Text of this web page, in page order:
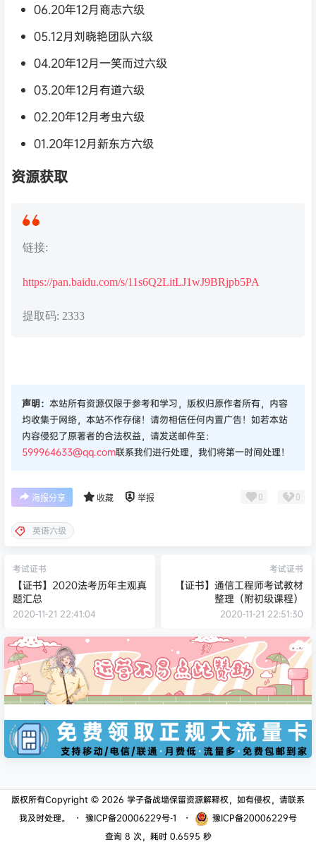
06.20年12月商志六级
05.12月刘晓艳团队六级
04.20年12月一笑而过六级
03.20年12月有道六级
02.20年12月考虫六级
01.20年12月新东方六级
资源获取
链接:
https://pan.baidu.com/s/11s6Q2LitLJ1wJ9BRjpb5PA
提取码: 2333
声明： 本站所有资源仅限于参考和学习，版权归原作者所有，内容
均收集于网络，本站不作存储！请勿相信任何内置广告！如若本站
内容侵犯了原著者的合法权益，请发送邮件至：
599964633@qq.com联系我们进行处理，我们将第一时间处理！
海报分享 收藏 举报 0 0
英语六级
考试证书
【证书】2020法考历年主观真
题汇总
2020-11-21 22:41:04
考试证书
【证书】通信工程师考试教材
整理（附初级课程）
2020-11-21 22:51:30
版权所有Copyright © 2026 学子备战墙保留资源解释权，如有侵权，请联系
我及时处理。
・ 豫ICP备20006229号-1 ・
豫ICP备20006229号
查询 8 次，耗时 0.6595 秒